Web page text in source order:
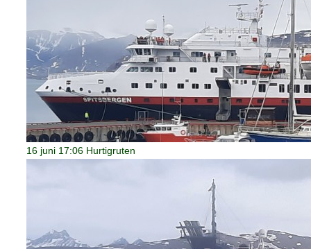
16 juni 17:06 Hurtigruten